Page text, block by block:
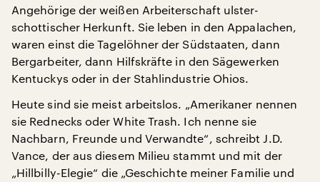
Angehörige der weißen Arbeiterschaft ulster-
schottischer Herkunft. Sie leben in den Appalachen,
waren einst die Tagelöhner der Südstaaten, dann
Bergarbeiter, dann Hilfskräfte in den Sägewerken
Kentuckys oder in der Stahlindustrie Ohios.
Heute sind sie meist arbeitslos. „Amerikaner nennen
sie Rednecks oder White Trash. Ich nenne sie
Nachbarn, Freunde und Verwandte“, schreibt J.D.
Vance, der aus diesem Milieu stammt und mit der
„Hillbilly-Elegie“ die „Geschichte meiner Familie und